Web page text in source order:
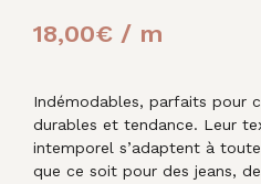
18,00€ / m
Indémodables, parfaits pour
durables et tendance. Leur
intemporel s’adaptent à
que ce soit pour des jeans,